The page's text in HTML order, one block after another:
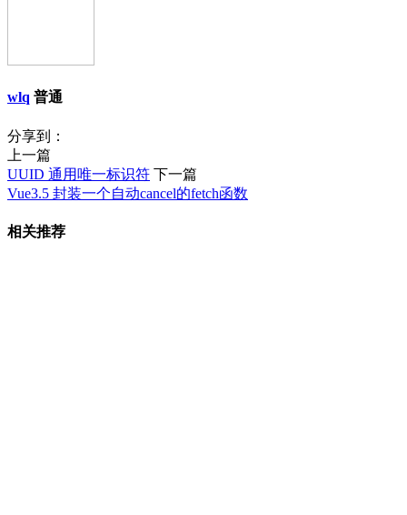
wlq 普通
分享到：
上一篇
UUID 通用唯一标识符 下一篇
Vue3.5 封装一个自动cancel的fetch函数
相关推荐